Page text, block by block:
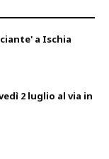
a Ischia
2 luglio al via in